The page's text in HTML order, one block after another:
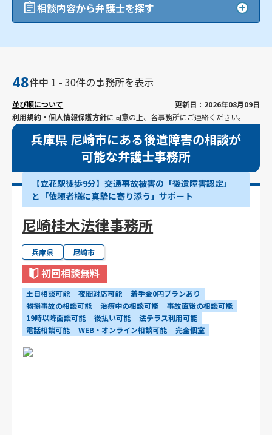
相談内容から弁護士を探す
48件中 1 - 30件の事務所を表示
並び順について
更新日：2026年08月09日
利用規約 ・個人情報保護方針に同意の上、各事務所にご連絡ください。
兵庫県 尼崎市にある後遺障害の相談が
可能な弁護士事務所
【立花駅徒歩9分】交通事故被害の「後遺障害認定」
と「依頼者様に真摯に寄り添う」サポート
尼崎桂木法律事務所
兵庫県 尼崎市
初回相談無料
土日相談可能 夜間対応可能
着手金0円プランあり
物損事故の相談可能
治療中の相談可能
事故直後の相談可能
19時以降面談可能
後払い可能
法テラス利用可能
電話相談可能
WEB・オンライン相談可能 完全個室